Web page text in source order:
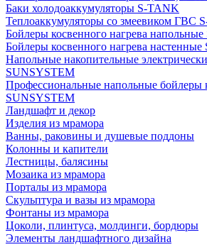
Баки холодоаккумуляторы S-TANK
Теплоаккумуляторы со змеевиком ГВС
Бойлеры косвенного нагрева
Бойлеры косвенного нагрева
Напольные накопительные
SUNSYSTEM
Профессиональные напольные бойлеры
SUNSYSTEM
Ландшафт и декор
Изделия из мрамора
Ванны, раковины и душевые поддоны
Колонны и капители
Лестницы, балясины
Мозаика из мрамора
Порталы из мрамора
Скульптура и вазы из мрамора
Фонтаны из мрамора
Цоколи, плинтуса, молдинги, бордюры
Элементы ландшафтного дизайна